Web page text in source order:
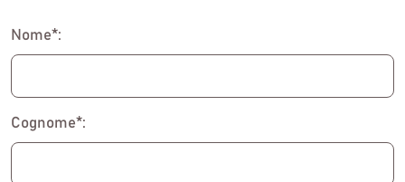
Nome*:
Cognome*: